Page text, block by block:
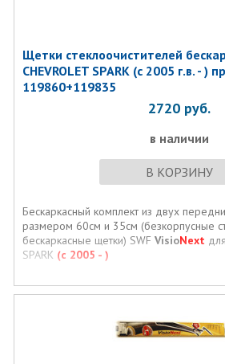
Щетки стеклоочистителей
CHEVROLET SPARK (с 2005 г.в. - )
119860+119835
2720 руб.
в наличии
В КОРЗИНУ
Бескаркасный комплект из двух
размером 60см и 35см (безкорпусные
бескаркасные щетки) SWF VisioNext
SPARK (с 2005 - )